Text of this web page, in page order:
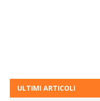
ULTIMI ARTICOLI